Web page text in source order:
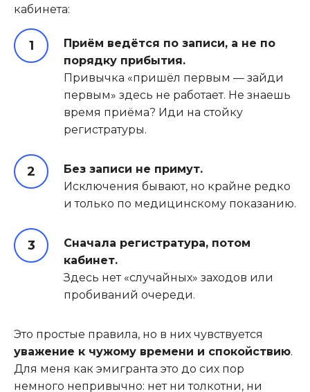
кабинета:
Приём ведётся по записи, а не по
порядку прибытия.
Привычка «пришёл первым — зайди
первым» здесь не работает. Не знаешь
время приёма? Иди на стойку
регистратуры.
Без записи не примут.
Исключения бывают, но крайне редко
и только по медицинскому показанию.
Сначала регистратура, потом
кабинет.
Здесь нет «случайных» заходов или
пробиваний очереди.
Это простые правила, но в них чувствуется
уважение к чужому времени и спокойствию.
Для меня как эмигранта это до сих пор
немного непривычно: нет ни толкотни, ни